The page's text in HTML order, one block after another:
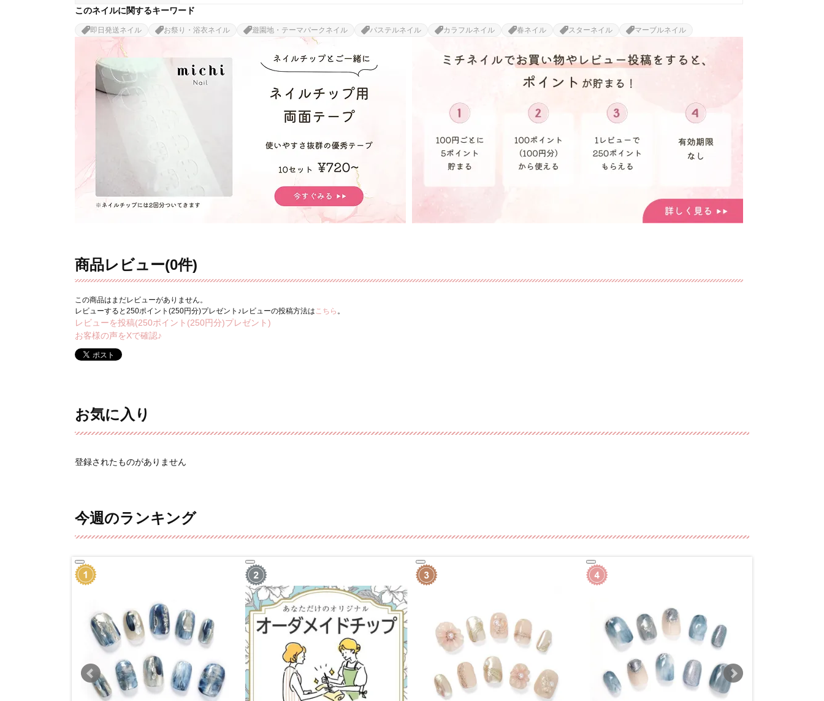
このネイルに関するキーワード
即日発送ネイル お祭り・浴衣ネイル 遊園地・テーマパークネイル パステルネイル カラフルネイル 春ネイル スターネイル マーブルネイル
商品レビュー(0件)
この商品はまだレビューがありません。
レビューすると250ポイント(250円分)プレゼント♪レビューの投稿方法は こちら 。
レビューを投稿(250ポイント(250円分)プレゼント)
お客様の声をXで確認♪
お気に入り
登録されたものがありません
今週のランキング